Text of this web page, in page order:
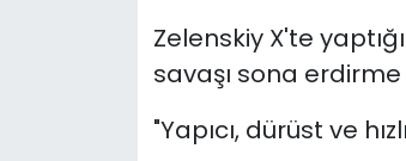
Zelenskiy X'te
savaşı sona
"Yapıcı, dürüst ve